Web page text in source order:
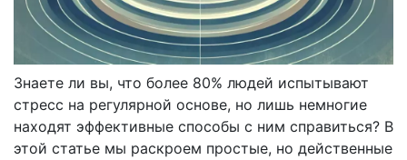
Знаете ли вы, что более 80% людей испытывают
стресс на регулярной основе, но лишь немногие
находят эффективные способы с ним справиться? В
этой статье мы раскроем простые, но действенные